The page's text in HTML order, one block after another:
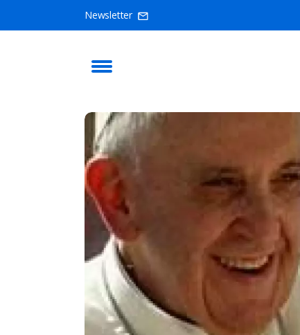
Newsletter